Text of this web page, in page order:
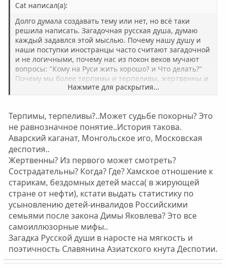
Cat написал(а):
Долго думала создавать тему или нет, но всё таки
решила написать. Загадочная русская душа, думаю
каждый задавлся этой мыслью. Почему нашу душу и
наши поступки иностранцы часто считают загадочной
и не логичными, почему нас из покон веков мучают
вопросы: "Кому на Руси жить хорошо? и Что делать?"
Почему мы более терпимы и терпеливы, жертвенны и
сострадательны, чаще в ущерб себе. Может в этом
Нажмите для раскрытия...
Терпимы, терпеливы?..Может судьбе покорны? Это
не равнозначное понятие..История такова.
Аварский каганат, Монгольское иго, Московская
деспотия..
Жертвенны? Из первого может смотреть?
Сострадательны? Когда? Где? Хамское отношение к
старикам, бездомных детей масса( в жирующей
стране от нефти), кстати выдать статистику по
усыновлению детей-инвалидов Российскими
семьями после закона Димы Яковлева? Это все
самоиллюзорные мифы..
Загадка Русской души в наросте на мягкость и
поэтичность Славянина Азиатского кнута Деспотии.